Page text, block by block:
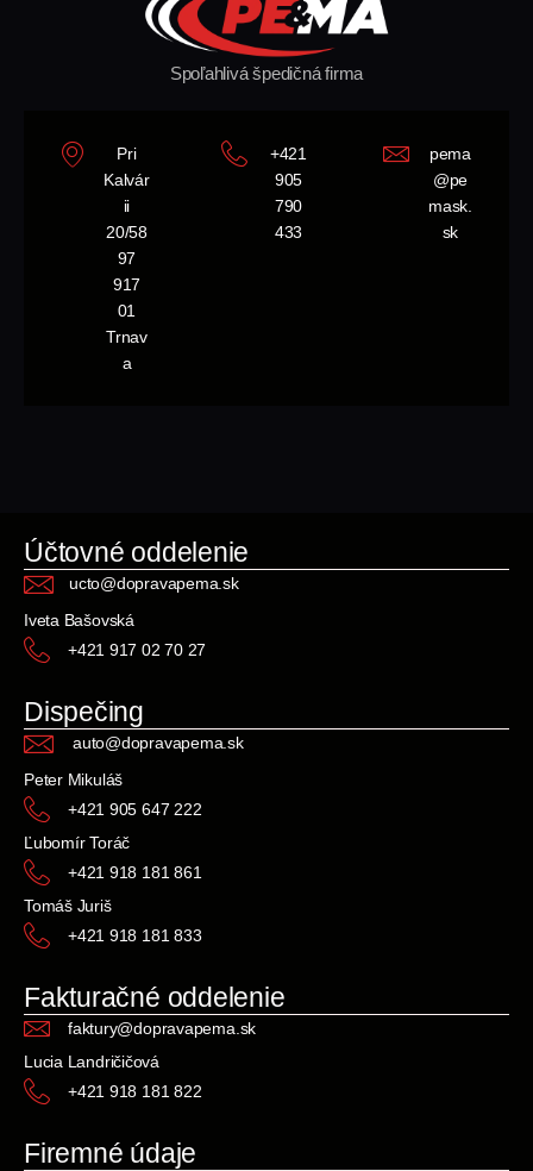
Spoľahlivá špedičná firma
Pri
Kalvár
ii
20/58
97
917
01
Trnav
a
+421
905
790
433
pema
@pe
mask.
sk
Účtovné oddelenie
ucto@dopravapema.sk
Iveta Bašovská
+421 917 02 70 27
Dispečing
auto@dopravapema.sk
Peter Mikuláš
+421 905 647 222
Ľubomír Toráč
+421 918 181 861
Tomáš Juriš
+421 918 181 833
Fakturačné oddelenie
faktury@dopravapema.sk
Lucia Landričičová
+421 918 181 822
Firemné údaje